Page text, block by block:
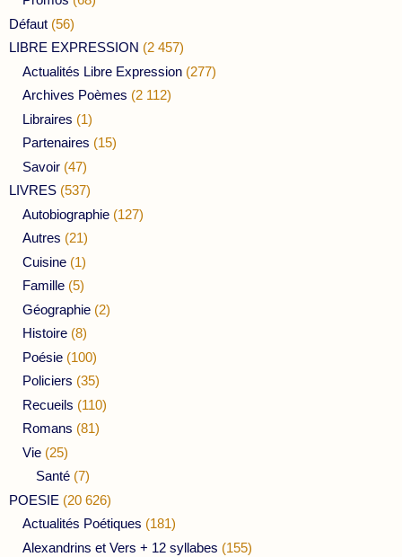
Défaut (56)
LIBRE EXPRESSION (2 457)
Actualités Libre Expression (277)
Archives Poèmes (2 112)
Libraires (1)
Partenaires (15)
Savoir (47)
LIVRES (537)
Autobiographie (127)
Autres (21)
Cuisine (1)
Famille (5)
Géographie (2)
Histoire (8)
Poésie (100)
Policiers (35)
Recueils (110)
Romans (81)
Vie (25)
Santé (7)
POESIE (20 626)
Actualités Poétiques (181)
Alexandrins et Vers + 12 syllabes (155)